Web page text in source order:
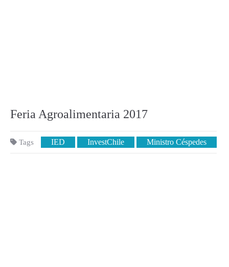
Feria Agroalimentaria 2017
Tags IED InvestChile Ministro Céspedes